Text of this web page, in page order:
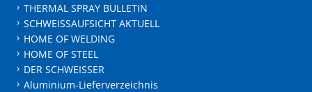
THERMAL SPRAY BULLETIN
SCHWEISSAUFSICHT AKTUELL
HOME OF WELDING
HOME OF STEEL
DER SCHWEISSER
Aluminium-Lieferverzeichnis